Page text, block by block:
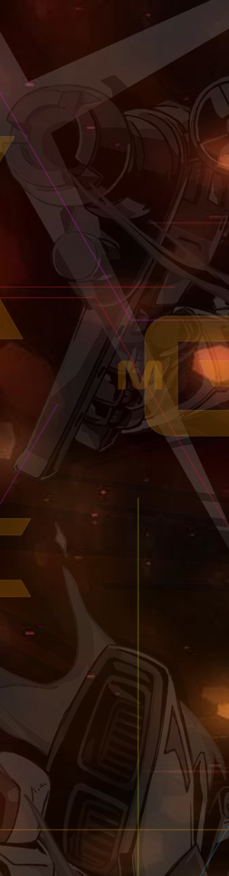
ALL
全機体一覧
TITLE-3000
タイトル別3000機体一覧
TITLE-2500
タイトル別2500機体一覧
TITLE-2000
タイトル別2000機体一覧
TITLE-1500
タイトル別1500機体一覧
RANK-3000
ランク別3000機体一覧
RANK-2500
ランク別2500機体一覧
RANK-2000
ランク別2000機体一覧
RANK-1500
ランク別1500機体一覧
ALL
全機体一覧
TITLE-3000
タイトル別3000機体一覧
TITLE-2500
タイトル別2500機体一覧
TITLE-2000
タイトル別2000機体一覧
TITLE-1500
タイトル別1500機体一覧
RANK-3000
ランク別3000機体一覧
RANK-2500
ランク別2500機体一覧
RANK-2000
ランク別2000機体一覧
RANK-1500
ランク別1500機体一覧
ALL
全機体一覧
TITLE-3000
タイトル別3000機体一覧
TITLE-2500
タイトル別2500機体一覧
TITLE-2000
タイトル別2000機体一覧
TITLE-1500
タイトル別1500機体一覧
RANK-3000
ランク別3000機体一覧
RANK-2500
ランク別2500機体一覧
RANK-2000
ランク別2000機体一覧
RANK-1500
ランク別1500機体一覧
ALL
全機体一覧
TITLE-3000
タイトル別3000機体一覧
TITLE-2500
タイトル別2500機体一覧
TITLE-2000
タイトル別2000機体一覧
TITLE-1500
タイトル別1500機体一覧
RANK-3000
ランク別3000機体一覧
RANK-2500
ランク別2500機体一覧
RANK-2000
ランク別2000機体一覧
RANK-1500
ランク別1500機体一覧